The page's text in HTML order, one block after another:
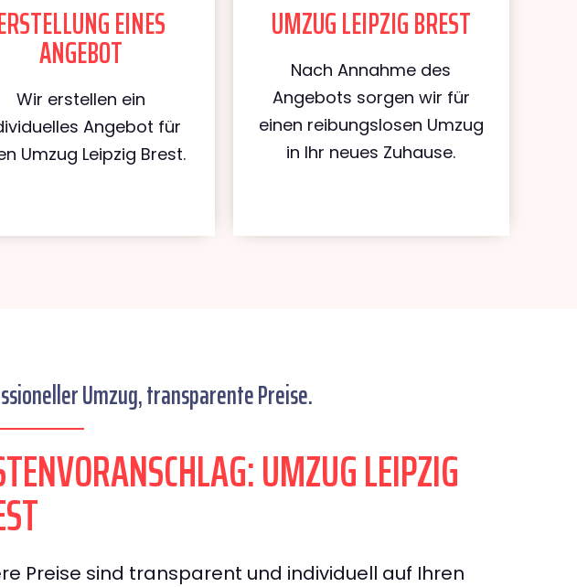
EINES
ANGEBOT
Wir erstellen ein
Angebot für
Umzug Leipzig Brest.
UMZUG LEIPZIG BREST
Nach Annahme des
Angebots sorgen wir für
einen reibungslosen Umzug
in Ihr neues Zuhause.
Umzug, transparente Preise.
UMZUG LEIPZIG
Preise sind transparent und individuell auf Ihren